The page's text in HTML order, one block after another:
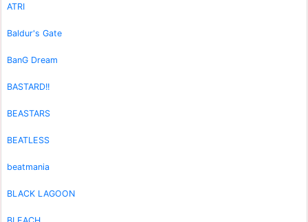
ATRI
Baldur's Gate
BanG Dream
BASTARD!!
BEASTARS
BEATLESS
beatmania
BLACK LAGOON